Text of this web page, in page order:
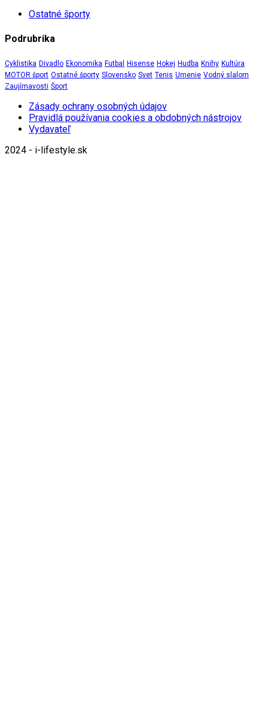
Ostatné športy
Podrubrika
Cyklistika Divadlo Ekonomika Futbal Hisense Hokej Hudba Knihy Kultúra
MOTOR šport Ostatné športy Slovensko Svet Tenis Umenie Vodný slalom
Zaujímavosti Šport
Zásady ochrany osobných údajov
Pravidlá používania cookies a obdobných nástrojov
Vydavateľ
2024 - i-lifestyle.sk